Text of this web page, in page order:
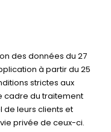
des données du 27
à partir du 25
strictes aux
cadre du traitement
leurs clients et
privée de ceux-ci.